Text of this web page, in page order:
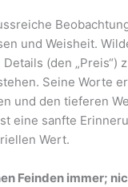
und Weisheit.
(den „Preis“)
Seine Worte
und den tieferen
eine sanfte
Wert.
Feinden immer;